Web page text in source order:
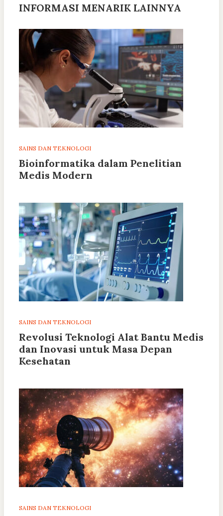
INFORMASI MENARIK LAINNYA
SAINS DAN TEKNOLOGI
Bioinformatika dalam Penelitian
Medis Modern
SAINS DAN TEKNOLOGI
Revolusi Teknologi Alat Bantu Medis
dan Inovasi untuk Masa Depan
Kesehatan
SAINS DAN TEKNOLOGI